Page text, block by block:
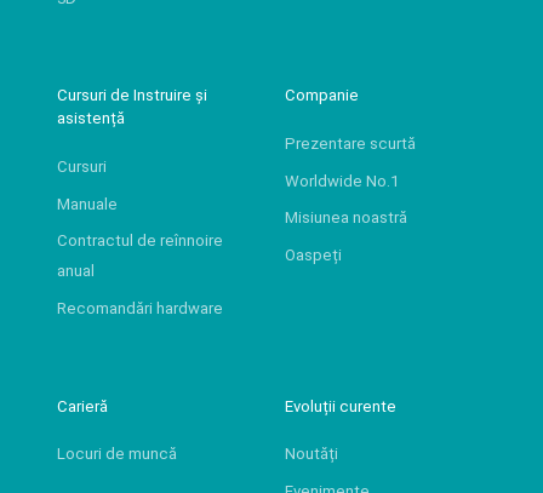
Cursuri de Instruire și
asistență
Cursuri
Manuale
Contractul de reînnoire
anual
Recomandări hardware
Companie
Prezentare scurtă
Worldwide No.1
Misiunea noastră
Oaspeți
Carieră
Locuri de muncă
Evoluții curente
Noutăți